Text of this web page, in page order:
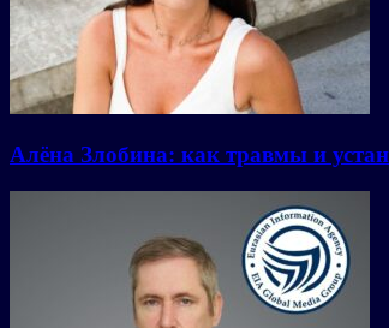
Алёна Злобина: как травмы и